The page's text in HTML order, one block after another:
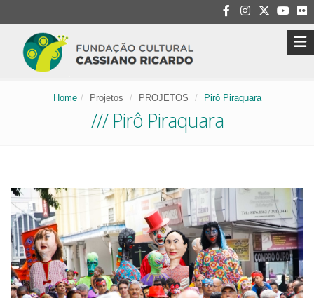
Home Projetos PROJETOS Pirô Piraquara
/// Pirô Piraquara